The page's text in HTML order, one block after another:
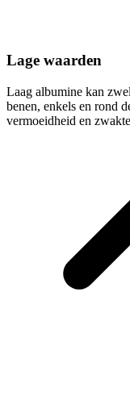
Lage waarden
Laag albumine kan
benen, enkels en rond
vermoeidheid en